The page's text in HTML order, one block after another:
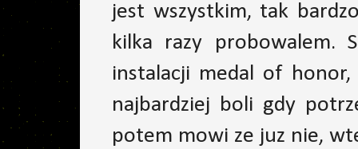
jest wszystkim, tak
kilka razy probowalem.
instalacji medal of
najbardziej boli gdy
potem mowi ze juz nie,